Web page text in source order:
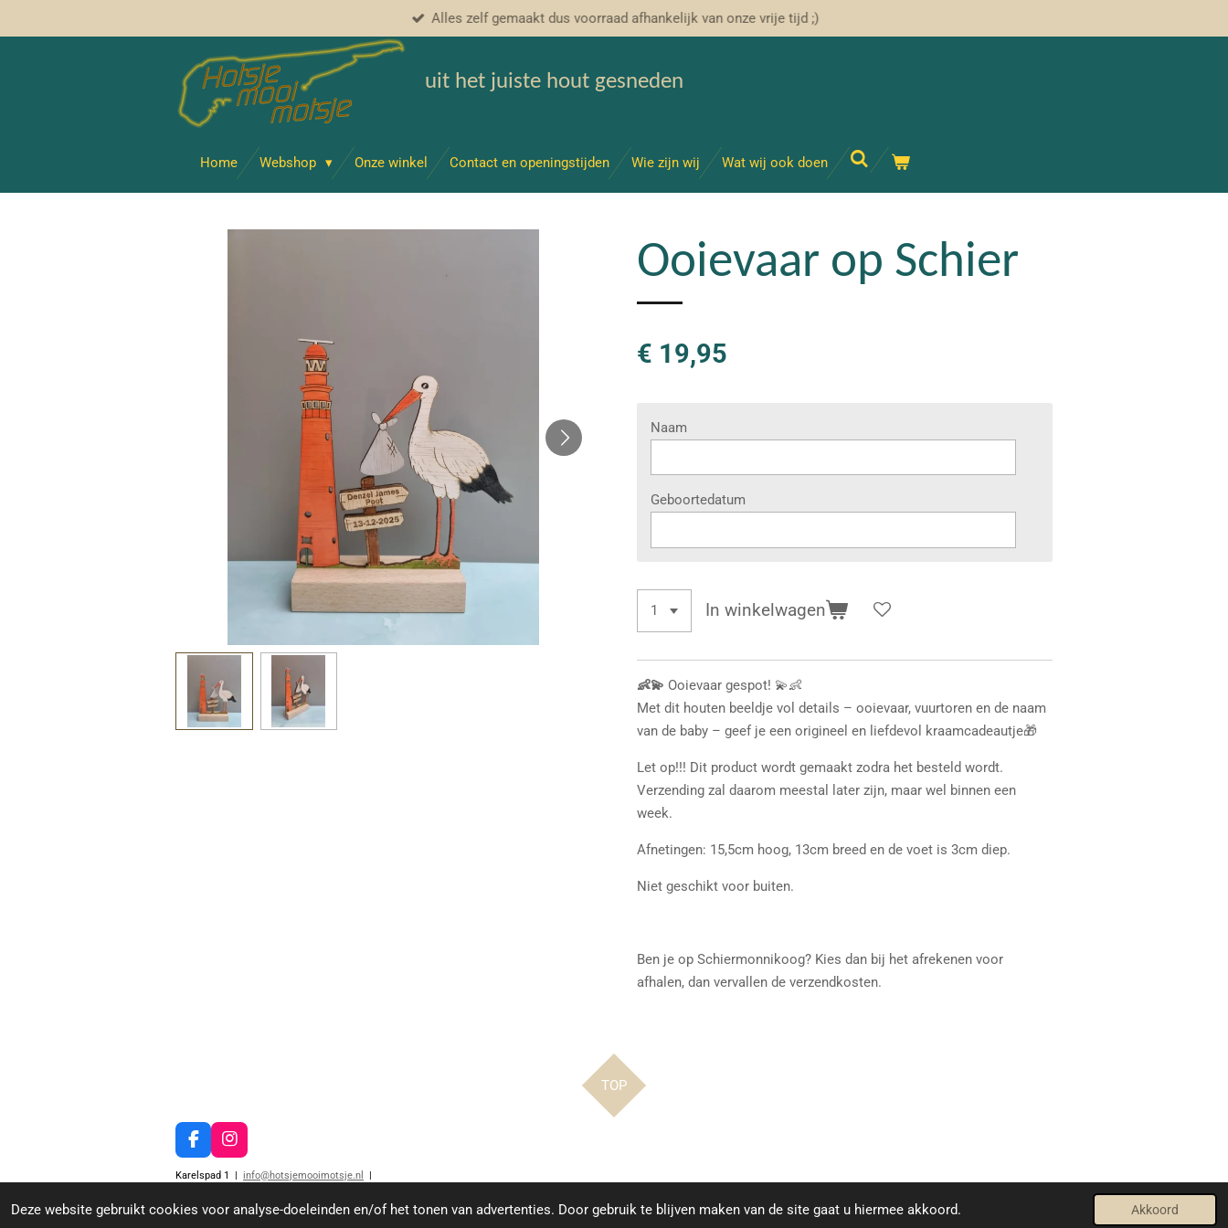
Deze website gebruikt cookies voor analyse-doeleinden en/of het tonen van advertenties. Door gebruik te blijven maken van de site gaat u hiermee akkoord. Akkoord
Alles zelf gemaakt dus voorraad afhankelijk van onze vrije tijd ;)
uit het juiste hout gesneden
Home Webshop Onze winkel Contact en openingstijden Wie zijn wij Wat wij ook doen
Ooievaar op Schier
€ 19,95
Naam
Geboortedatum
In winkelwagen
👶💫 Ooievaar gespot! 💫👶
Met dit houten beeldje vol details – ooievaar, vuurtoren en de naam
van de baby – geef je een origineel en liefdevol kraamcadeautje🎁
Let op!!! Dit product wordt gemaakt zodra het besteld wordt.
Verzending zal daarom meestal later zijn, maar wel binnen een
week.
Afnetingen: 15,5cm hoog, 13cm breed en de voet is 3cm diep.
Niet geschikt voor buiten.
Ben je op Schiermonnikoog? Kies dan bij het afrekenen voor
afhalen, dan vervallen de verzendkosten.
TOP
F
a
c
b
I
n
s
a
Karelspad 1 | info@hotsjemooimotsje.nl
|